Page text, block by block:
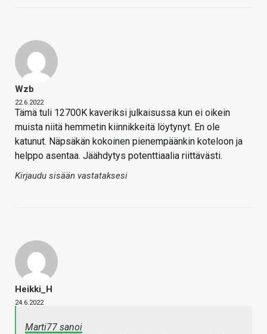
Wzb
22.6.2022
Tämä tuli 12700K kaveriksi julkaisussa kun ei oikein
muista niitä hemmetin kiinnikkeitä löytynyt. En ole
katunut. Näpsäkän kokoinen pienempäänkin koteloon ja
helppo asentaa. Jäähdytys potenttiaalia riittävästi.
Kirjaudu sisään vastataksesi
Heikki_H
24.6.2022
Marti77 sanoi